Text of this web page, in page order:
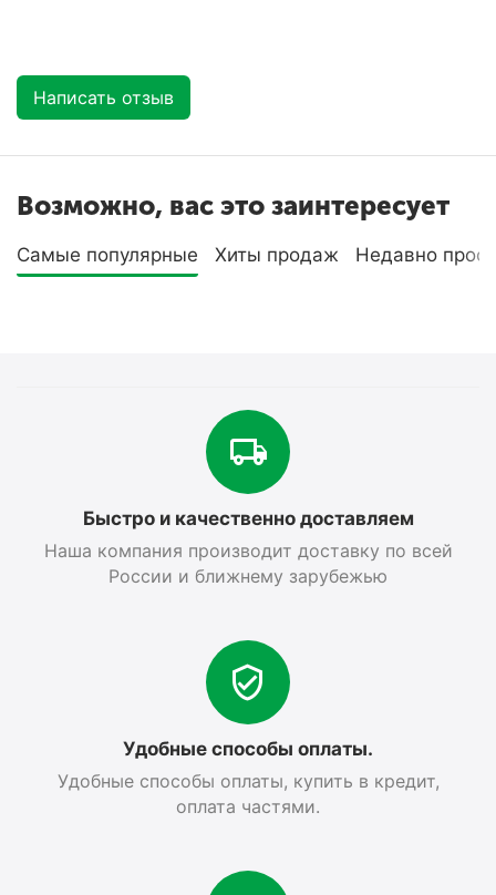
Написать отзыв
Возможно, вас это заинтересует
Самые популярные Хиты продаж Недавно
Быстро и качественно доставляем
Наша компания производит доставку по всей
России и ближнему зарубежью
Удобные способы оплаты.
Удобные способы оплаты, купить в кредит,
оплата частями.